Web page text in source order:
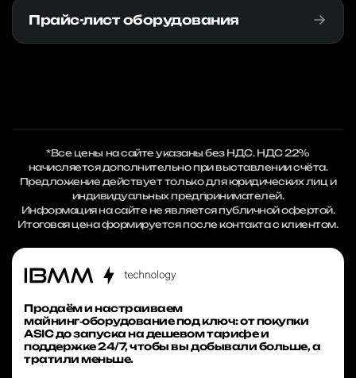
Прайс-лист оборудования
*Все цены на сайте указаны без НДС. НДС 22%
начисляется дополнительно при выставлении счёта.
Предложение действует только для юридических лиц и
индивидуальных предпринимателей.
Информация на сайте не является публичной офертой.
Итоговая цена формируется после контакта с клиентом.
Продаём и настраиваем
майнинг‑оборудование под ключ: от покупки
ASIC до запуска на дешевом тарифе и
поддержке 24/7, чтобы вы добывали больше, а
тратили меньше.